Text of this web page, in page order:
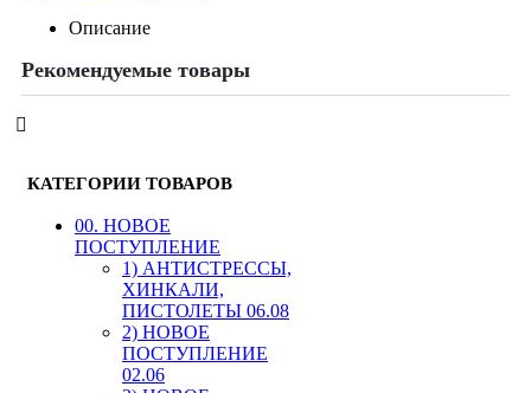
Описание
Рекомендуемые товары
КАТЕГОРИИ ТОВАРОВ
00. HОВОЕ
ПОСТУПЛЕНИЕ
1) АНТИСТРЕССЫ,
ХИНКАЛИ,
ПИСТОЛЕТЫ 06.08
2) НОВОЕ
ПОСТУПЛЕНИЕ
02.06